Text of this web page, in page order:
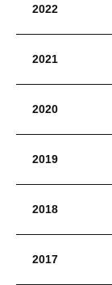
2022
2021
2020
2019
2018
2017